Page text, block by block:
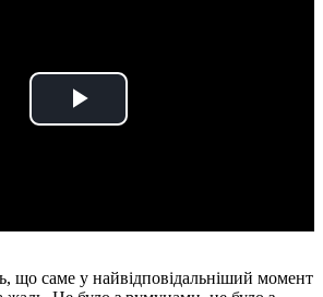
Play
що саме у найвідповідальніший момент